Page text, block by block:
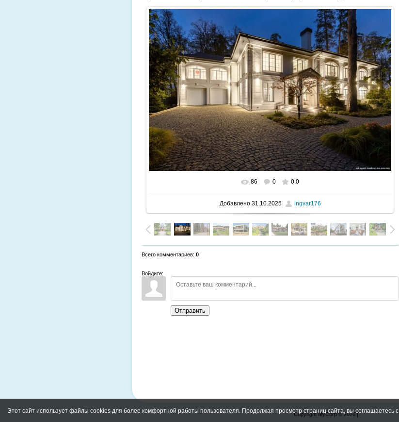
В реальном размере 1600x1067
86 0 0.0
Добавлено31.10.2025 ingvar176
Всего комментариев: 0
Войдите:
Отправить
Copyright MyCorp © 2026|
Этот сайт использует файлы cookies для более комфортной работы пользователя. Продолжая просмотр страниц сайта, вы соглашаетесь с